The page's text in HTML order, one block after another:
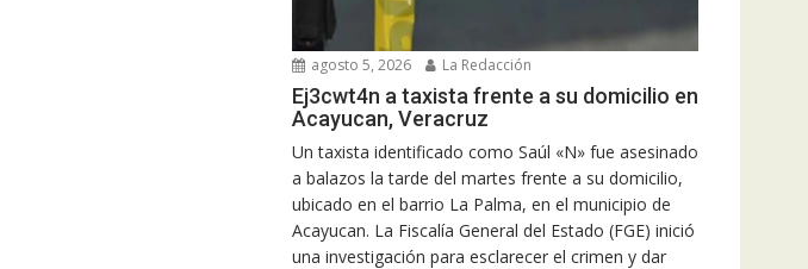
agosto 5, 2026 La Redacción
Ej3cwt4n a taxista frente a su domicilio en
Acayucan, Veracruz
Un taxista identificado como Saúl «N» fue asesinado
a balazos la tarde del martes frente a su domicilio,
ubicado en el barrio La Palma, en el municipio de
Acayucan. La Fiscalía General del Estado (FGE) inició
una investigación para esclarecer el crimen y dar